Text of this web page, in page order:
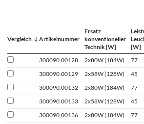
Vergleich Artikelnummer
Ersatz
konventioneller
Technik [W]
[W]
300090.00128 2x80W (184W) 77
300090.00129
2x58W (128W) 45
300090.00132
2x80W (184W) 77
300090.00133
2x58W (128W) 45
300090.00136
2x80W (184W) 77